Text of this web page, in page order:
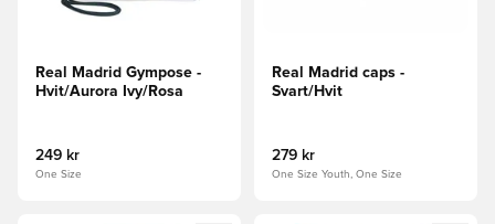
Real Madrid Gympose -
Hvit/Aurora Ivy/Rosa
249 kr
One Size
Real Madrid caps -
Svart/Hvit
279 kr
One Size Youth, One Size